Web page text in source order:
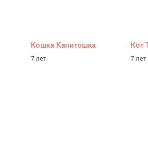
Кошка Капитошка
7 лет
Кот
7 лет